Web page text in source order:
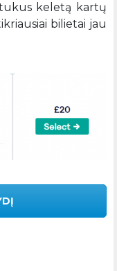
keletą kartų
bilietai jau